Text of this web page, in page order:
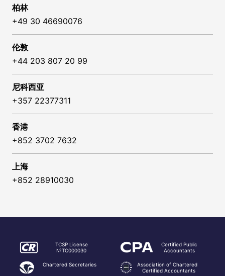
柏林
+49 30 46690076
伦敦
+44 203 807 20 99
尼科西亚
+357 22377311
香港
+852 3702 7632
上海
+852 28910030
TCSP License
№TC000030
Certified Public
Accountants
Chartered Secretaries
Association of Chartered
Certified Accountants